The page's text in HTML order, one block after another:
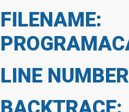
FILENAME:
LINE